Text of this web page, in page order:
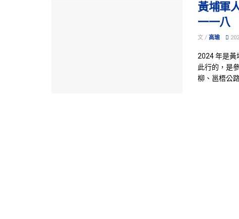
黃埔軍
一一八
文 / 高瑜
2024 年是黃
此行的，是
柳、邕梧公